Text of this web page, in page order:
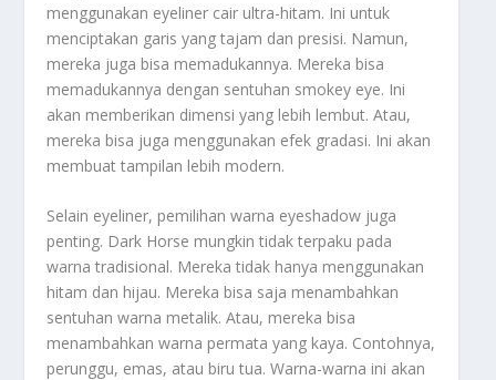
menggunakan eyeliner cair ultra-hitam. Ini untuk
menciptakan garis yang tajam dan presisi. Namun,
mereka juga bisa memadukannya. Mereka bisa
memadukannya dengan sentuhan smokey eye. Ini
akan memberikan dimensi yang lebih lembut. Atau,
mereka bisa juga menggunakan efek gradasi. Ini akan
membuat tampilan lebih modern.
Selain eyeliner, pemilihan warna eyeshadow juga
penting. Dark Horse mungkin tidak terpaku pada
warna tradisional. Mereka tidak hanya menggunakan
hitam dan hijau. Mereka bisa saja menambahkan
sentuhan warna metalik. Atau, mereka bisa
menambahkan warna permata yang kaya. Contohnya,
perunggu, emas, atau biru tua. Warna-warna ini akan